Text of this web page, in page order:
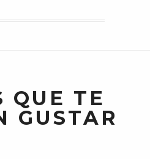
QUE TE
GUSTAR